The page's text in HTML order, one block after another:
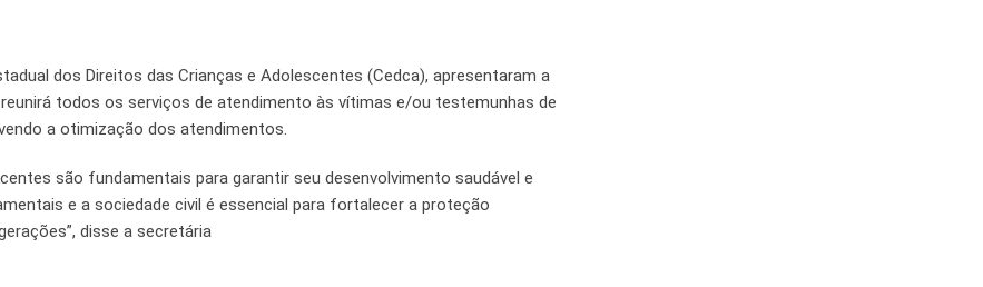
dos Direitos das Crianças e Adolescentes (Cedca), apresentaram a
todos os serviços de atendimento às vítimas e/ou testemunhas de
a otimização dos atendimentos.
são fundamentais para garantir seu desenvolvimento saudável e
e a sociedade civil é essencial para fortalecer a proteção
disse a secretária